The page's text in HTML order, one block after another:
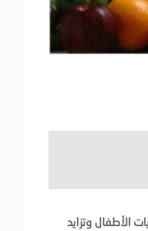
الأطفال وتزايد